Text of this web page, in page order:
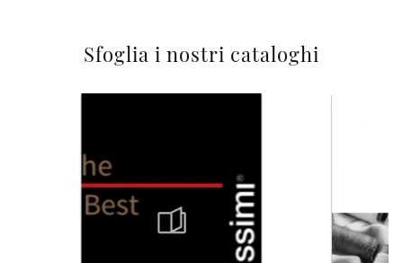
Sfoglia i nostri cataloghi